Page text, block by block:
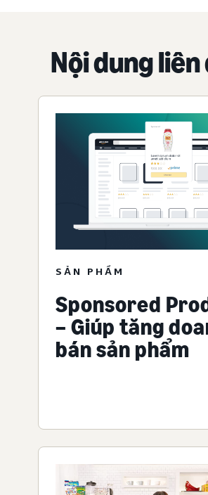
Nội dung
SẢN PHẨM
Sponsored
– Giúp tăng
bán sản phẩm